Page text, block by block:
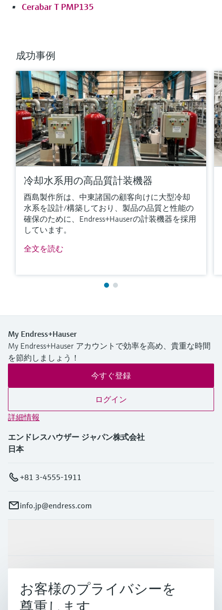
Cerabar T PMP135
成功事例
冷却水系用の高品質計装機器
酉島製作所は、中東諸国の顧客向けに大型冷却
水系を設計/構築しており、製品の品質と性能の
確保のために、Endress+Hauserの計装機器を採用
しています。
全文を読む
My Endress+Hauser
My Endress+Hauser アカウントで効率を高め、貴重な時間
を節約しましょう！
今すぐ登録
ログイン
詳細情報
エンドレスハウザー ジャパン株式会社
日本
+81 3-4555-1911
info.jp@endress.com
お客様のプライバシーを